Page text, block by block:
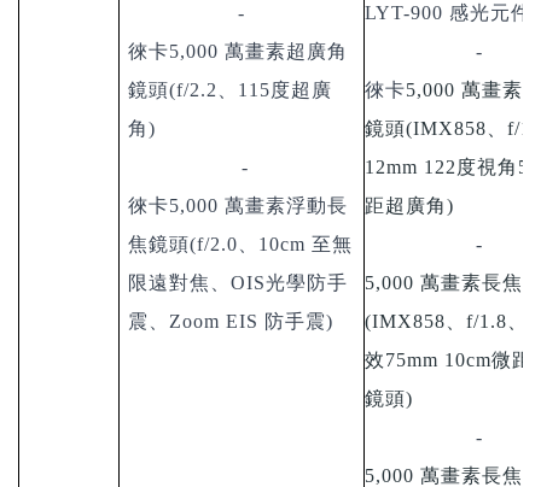
-
徠卡5,000 萬畫素超廣角
鏡頭(f/2.2、115度超廣
角)
-
徠卡5,000 萬畫素浮動長
焦鏡頭(f/2.0、10cm 至無
限遠對焦、OIS光學防手
震、Zoom EIS 防手震)
LYT-900 感光元件
-
徠卡5,000萬畫素
鏡頭(IMX858 、f/
12mm 122 度視角
距超廣角)
-
5,000萬畫素長焦
(IMX858 、f/1.8
效75mm 10cm微距
鏡頭)
-
5,000萬畫素長焦